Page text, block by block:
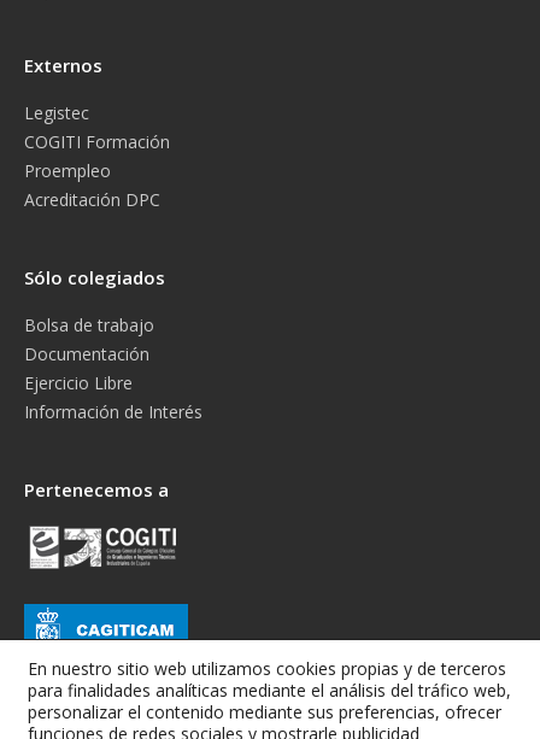
Externos
Legistec
COGITI Formación
Proempleo
Acreditación DPC
Sólo colegiados
Bolsa de trabajo
Documentación
Ejercicio Libre
Información de Interés
Pertenecemos a
En nuestro sitio web utilizamos cookies propias y de terceros
para finalidades analíticas mediante el análisis del tráfico web,
personalizar el contenido mediante sus preferencias, ofrecer
funciones de redes sociales y mostrarle publicidad